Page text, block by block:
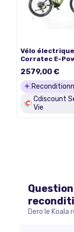
Vélo
Corratec E-
électrique tout
suspendu -
Wh
2579,00 €
Cdiscount
Vie
Dero le